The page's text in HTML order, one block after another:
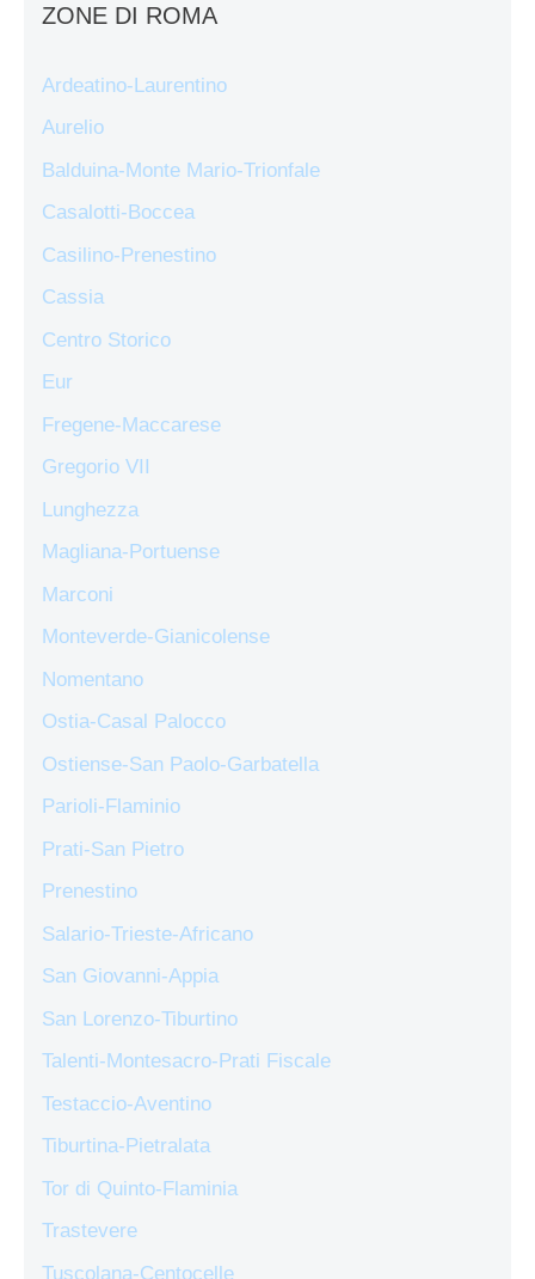
ZONE DI ROMA
Ardeatino-Laurentino
Aurelio
Balduina-Monte Mario-Trionfale
Casalotti-Boccea
Casilino-Prenestino
Cassia
Centro Storico
Eur
Fregene-Maccarese
Gregorio VII
Lunghezza
Magliana-Portuense
Marconi
Monteverde-Gianicolense
Nomentano
Ostia-Casal Palocco
Ostiense-San Paolo-Garbatella
Parioli-Flaminio
Prati-San Pietro
Prenestino
Salario-Trieste-Africano
San Giovanni-Appia
San Lorenzo-Tiburtino
Talenti-Montesacro-Prati Fiscale
Testaccio-Aventino
Tiburtina-Pietralata
Tor di Quinto-Flaminia
Trastevere
Tuscolana-Centocelle